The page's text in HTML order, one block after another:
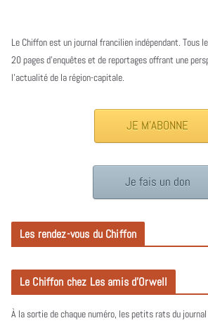
Le Chiffon est un journal francilien indépendant. Tous
20 pages d’enquêtes et de reportages offrant une
l’actualité de la région-capitale.
JE M'ABONNE
Je fais un don
Les rendez-vous du Chiffon
Le Chiffon chez Les amis d’Orwell
À la sortie de chaque numéro, les petits rats du